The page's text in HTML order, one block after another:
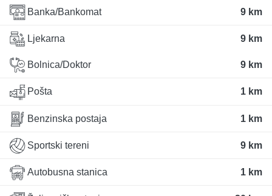
Banka/Bankomat 9 km
Ljekarna 9 km
Bolnica/Doktor 9 km
Pošta 1 km
Benzinska postaja 1 km
Sportski tereni 9 km
Autobusna stanica 1 km